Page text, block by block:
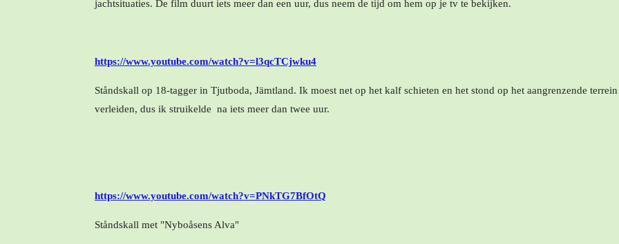
jachtsituaties. De film duurt iets meer dan een uur, dus neem de tijd om hem op je tv te bekijken.
https://www.youtube.com/watch?v=l3qcTCjwku4
Ståndskall op 18-tagger in Tjutboda, Jämtland. Ik moest net op het kalf schieten en het stond op het aangrenzende
verleiden, dus ik struikelde na iets meer dan twee uur.
https://www.youtube.com/watch?v=PNkTG7BfOtQ
Ståndskall met "Nyboåsens Alva"